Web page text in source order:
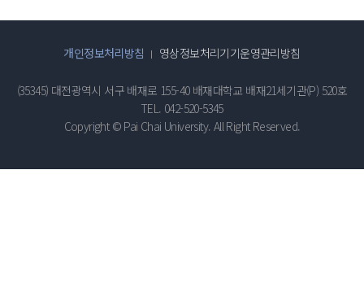
개인정보처리방침 영상정보처리기기운영관리방침
(35345) 대전광역시 서구 배재로 155-40 배재대학교 배재21세기관(P) 520호
TEL. 042-520-5345
Copyright © Pai Chai University. All Right Reserved.